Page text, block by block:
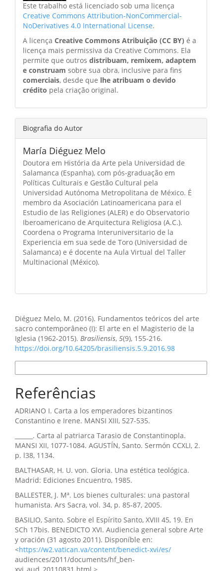
Este trabalho está licenciado sob uma licença
Creative Commons Attribution-NonCommercial-
NoDerivatives 4.0 International License.
A licença Creative Commons Atribuição (CC BY) é a
licença mais permissiva da Creative Commons. Ela
permite que outros distribuam, remixem, adaptem
e construam sobre sua obra, inclusive para fins
comerciais, desde que lhe atribuam o devido
crédito pela criação original.
Biografia do Autor
María Diéguez Melo
Doutora em História da Arte pela Universidad de
Salamanca (Espanha), com pós-graduação em
Políticas Culturais e Gestão Cultural pela
Universidad Autónoma Metropolitana de México. É
membro da Asociación Latinoamericana para el
Estudio de las Religiones (ALER) e do Observatorio
Iberoamericano de Arquitectura Religiosa (A.C.).
Coordena o Programa Interuniversitario de la
Experiencia em sua sede de Toro (Universidad de
Salamanca) e é docente na Aula Virtual del Taller
Multinacional (México).
Diéguez Melo, M. (2016). Fundamentos teóricos del arte
sacro contemporâneo (I): El arte en el Magisterio de la
Iglesia (1962-2015). Brasiliensis, 5(9), 155-216.
https://doi.org/10.64205/brasiliensis.5.9.2016.98
Referências
ADRIANO I. Carta a los emperadores bizantinos
Constantino e Irene. MANSI XIII, 527-535.
______. Carta al patriarca Tarasio de Constantinopla.
MANSI XII, 1077-1084. AGUSTÍN, Santo. Sermón CCXLI, 2.
p. l38, 1134.
BALTHASAR, H. U. von. Gloria. Una estética teológica.
Madrid: Ediciones Encuentro, 1985.
BALLESTER, J. Mª. Los bienes culturales: una pastoral
humanista. Ars Sacra, vol. 34, p. 85-87, 2005.
BASILIO, Santo. Sobre el Espírito Santo, XVIII 45, 19. En
SCh 17bis. BENEDICTO XVI. Audiencia general sobre Arte
y oración (31 agosto 2011). Disponíble en:
<https://w2.vatican.va/content/benedict-xvi/es/
audiences/2011/documents/hf_ben-